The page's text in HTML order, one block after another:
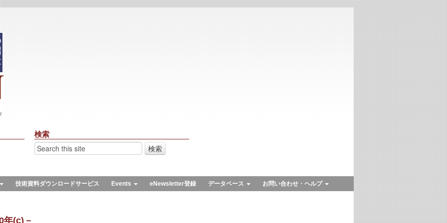
検索
技術資料ダウンロードサービス Events eNewsletter登録 データベース お問い合わせ・ヘルプ
年(c)－